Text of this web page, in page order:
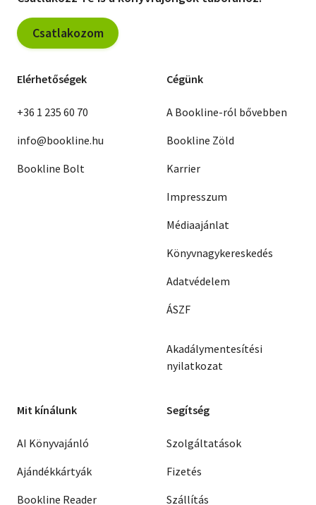
Csatlakozom
Elérhetőségek
+36 1 235 60 70
info@bookline.hu
Bookline Bolt
Cégünk
A Bookline-ról bővebben
Bookline Zöld
Karrier
Impresszum
Médiaajánlat
Könyvnagykereskedés
Adatvédelem
ÁSZF
Akadálymentesítési
nyilatkozat
Mit kínálunk
AI Könyvajánló
Ajándékkártyák
Bookline Reader
Segítség
Szolgáltatások
Fizetés
Szállítás